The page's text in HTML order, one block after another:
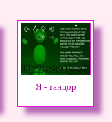
Я - танцор